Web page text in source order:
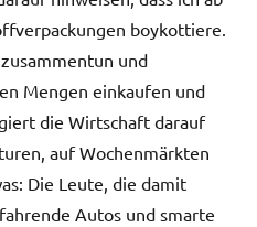
boykottiere.
und
Mengen einkaufen und
die Wirtschaft darauf
auf Wochenmärkten
Die Leute, die damit
Autos und smarte